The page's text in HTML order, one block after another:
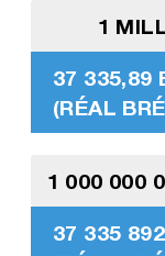
1
37 335,89
(RÉAL
1 000 000
37 335